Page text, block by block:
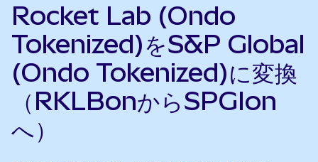
Rocket Lab (Ondo
Tokenized)をS&P Global
(Ondo Tokenized)に変換
（RKLBonからSPGIon
へ）